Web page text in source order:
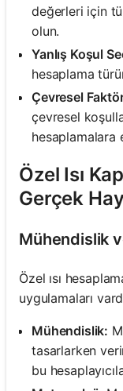
değerleri için
olun.
Yanlış Koşul
hesaplama
Çevresel
çevresel
hesaplamalara
Özel Isı
Gerçek
Mühendislik
Özel ısı
uygulamaları
Mühendislik:
tasarlarken
bu